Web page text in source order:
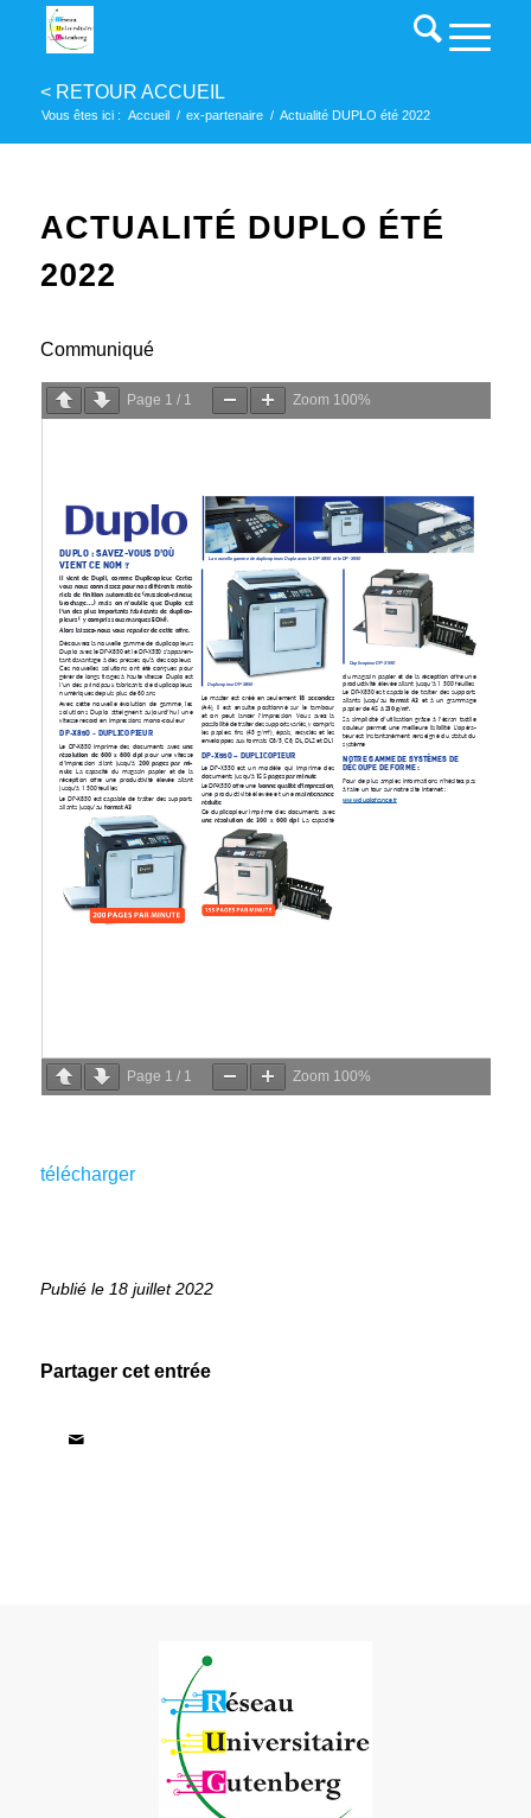
Vous êtes ici : Accueil / ex-partenaire / Actualité DUPLO été 2022
ACTUALITÉ DUPLO ÉTÉ
2022
Communiqué
Page 1 / 1 Zoom 100%
Page 1 / 1 Zoom 100%
télécharger
18 juillet 2022
Partager cet entrée